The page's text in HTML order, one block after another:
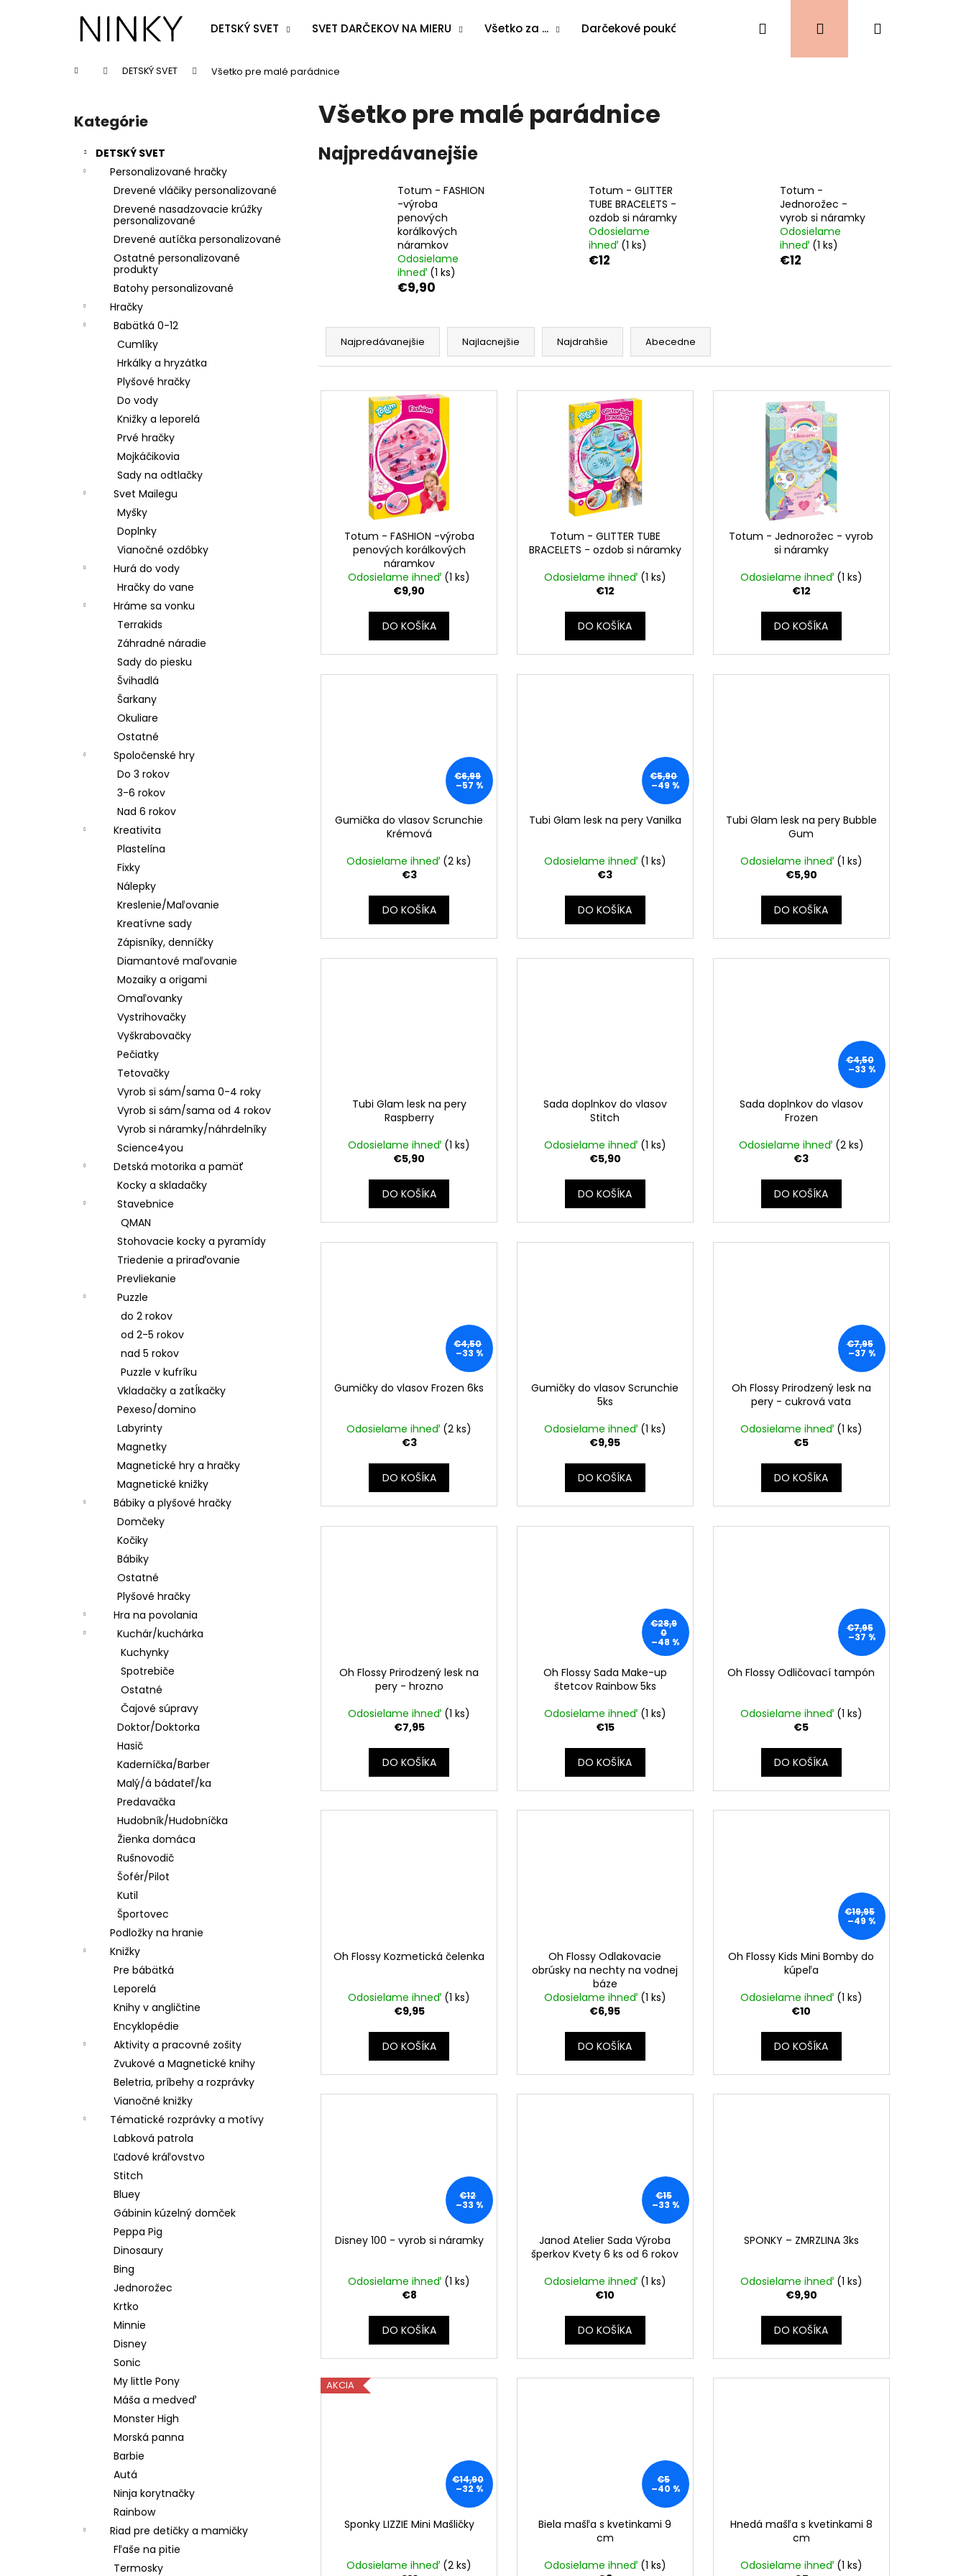
DETSKÝ SVET SVET DARČEKOV NA MIERU Všetko za ... Darčekové poukážky VIANOCE Kontakty
Hľadať PrihlásenieNákupný
Domov DETSKÝ SVET Všetko pre malé parádnice
Preskočiť
kategórie
Kategórie
DETSKÝ SVET
Personalizované hračky
Drevené vláčiky personalizované
Drevené nasadzovacie krúžky
personalizované
Drevené autíčka personalizované
Ostatné personalizované
produkty
Batohy personalizované
Hračky
Babätká 0-12
Cumlíky
Hrkálky a hryzátka
Plyšové hračky
Do vody
Knižky a leporelá
Prvé hračky
Mojkáčikovia
Sady na odtlačky
Svet Mailegu
Myšky
Doplnky
Vianočné ozdôbky
Hurá do vody
Hračky do vane
Hráme sa vonku
Terrakids
Záhradné náradie
Sady do piesku
Švihadlá
Šarkany
Okuliare
Ostatné
Spoločenské hry
Do 3 rokov
3-6 rokov
Nad 6 rokov
Kreativita
Plastelína
Fixky
Nálepky
Kreslenie/Maľovanie
Kreatívne sady
Zápisníky, denníčky
Diamantové maľovanie
Mozaiky a origami
Omaľovanky
Vystrihovačky
Vyškrabovačky
Pečiatky
Tetovačky
Vyrob si sám/sama 0-4 roky
Vyrob si sám/sama od 4 rokov
Vyrob si náramky/náhrdelníky
Science4you
Detská motorika a pamäť
Kocky a skladačky
Stavebnice
QMAN
Stohovacie kocky a pyramídy
Triedenie a priraďovanie
Prevliekanie
Puzzle
do 2 rokov
od 2-5 rokov
nad 5 rokov
Puzzle v kufríku
Vkladačky a zatĺkačky
Pexeso/domino
Labyrinty
Magnetky
Magnetické hry a hračky
Magnetické knižky
Bábiky a plyšové hračky
Domčeky
Kočiky
Bábiky
Ostatné
Plyšové hračky
Hra na povolania
Kuchár/kuchárka
Kuchynky
Spotrebiče
Ostatné
Čajové súpravy
Doktor/Doktorka
Hasič
Kaderníčka/Barber
Malý/á bádateľ/ka
Predavačka
Hudobník/Hudobníčka
Žienka domáca
Rušnovodič
Šofér/Pilot
Kutil
Športovec
Podložky na hranie
Knižky
Pre bábätká
Leporelá
Knihy v angličtine
Encyklopédie
Aktivity a pracovné zošity
Zvukové a Magnetické knihy
Beletria, príbehy a rozprávky
Vianočné knižky
Tématické rozprávky a motívy
Labková patrola
Ľadové kráľovstvo
Stitch
Bluey
Gábinin kúzelný domček
Peppa Pig
Dinosaury
Bing
Jednorožec
Krtko
Minnie
Disney
Sonic
My little Pony
Máša a medveď
Monster High
Morská panna
Barbie
Autá
Ninja korytnačky
Rainbow
Riad pre detičky a mamičky
Fľaše na pitie
Termosky
Všetko pre malé parádnice
Najpredávanejšie
Totum - FASHION
-výroba
penových
korálkových
náramkov
Odosielame
ihneď (1 ks)
€9,90
Totum - GLITTER
TUBE BRACELETS -
ozdob si náramky
Odosielame
ihneď (1 ks)
€12
Totum -
Jednorožec -
vyrob si náramky
Odosielame
ihneď (1 ks)
€12
R
d
Najpredávanejšie Najlacnejšie Najdrahšie Abecedne
V
Totum - FASHION -výroba
penových korálkových
náramkov
Odosielame ihneď (1 ks)
€9,90
DO KOŠÍKA
Totum - GLITTER TUBE
BRACELETS - ozdob si náramky
Odosielame ihneď (1 ks)
€12
DO KOŠÍKA
Totum - Jednorožec - vyrob
si náramky
Odosielame ihneď (1 ks)
€12
DO KOŠÍKA
€6,99
–57 %
Gumička do vlasov Scrunchie
Krémová
Odosielame ihneď (2 ks)
€3
DO KOŠÍKA
€5,90
–49 %
Tubi Glam lesk na pery Vanilka
Odosielame ihneď (1 ks)
€3
DO KOŠÍKA
Tubi Glam lesk na pery Bubble
Gum
Odosielame ihneď (1 ks)
€5,90
DO KOŠÍKA
Tubi Glam lesk na pery
Raspberry
Odosielame ihneď (1 ks)
€5,90
DO KOŠÍKA
Sada doplnkov do vlasov
Stitch
Odosielame ihneď (1 ks)
€5,90
DO KOŠÍKA
€4,50
–33 %
Sada doplnkov do vlasov
Frozen
Odosielame ihneď (2 ks)
€3
DO KOŠÍKA
€4,50
–33 %
Gumičky do vlasov Frozen 6ks
Odosielame ihneď (2 ks)
€3
DO KOŠÍKA
Gumičky do vlasov Scrunchie
5ks
Odosielame ihneď (1 ks)
€9,95
DO KOŠÍKA
€7,95
–37 %
Oh Flossy Prirodzený lesk na
pery - cukrová vata
Odosielame ihneď (1 ks)
€5
DO KOŠÍKA
Oh Flossy Prirodzený lesk na
pery - hrozno
Odosielame ihneď (1 ks)
€7,95
DO KOŠÍKA
€28,9
0
–48 %
Oh Flossy Sada Make-up
štetcov Rainbow 5ks
Odosielame ihneď (1 ks)
€15
DO KOŠÍKA
€7,95
–37 %
Oh Flossy Odličovací tampón
Odosielame ihneď (1 ks)
€5
DO KOŠÍKA
Oh Flossy Kozmetická čelenka
Odosielame ihneď (1 ks)
€9,95
DO KOŠÍKA
Oh Flossy Odlakovacie
obrúsky na nechty na vodnej
báze
Odosielame ihneď (1 ks)
€6,95
DO KOŠÍKA
€19,95
–49 %
Oh Flossy Kids Mini Bomby do
kúpeľa
Odosielame ihneď (1 ks)
€10
DO KOŠÍKA
€12
–33 %
Disney 100 - vyrob si náramky
Odosielame ihneď (1 ks)
€8
DO KOŠÍKA
€15
–33 %
Janod Atelier Sada Výroba
šperkov Kvety 6 ks od 6 rokov
Odosielame ihneď (1 ks)
€10
DO KOŠÍKA
SPONKY – ZMRZLINA 3ks
Odosielame ihneď (1 ks)
€9,90
DO KOŠÍKA
AKCIA
€14,90
–32 %
Sponky LIZZIE Mini Mašličky
Odosielame ihneď (2 ks)
€5
–40 %
Biela mašľa s kvetinkami 9
cm
Odosielame ihneď (1 ks)
Hnedá mašľa s kvetinkami 8
cm
Odosielame ihneď (1 ks)
Čo potrebujete nájsť?
HĽADAŤ
Odporúčame